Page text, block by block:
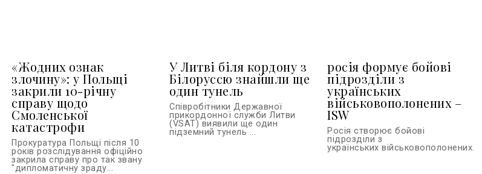
«Жодних ознак
злочину»: у Польщі
закрили 10-річну
справу щодо
Смоленської
катастрофи
Прокуратура Польщі після 10
років розслідування офіційно
закрила справу про так звану
"дипломатичну зраду...
У Литві біля кордону з
Білоруссю знайшли ще
один тунель
Співробітники Державної
прикордонної служби Литви
(VSAT) виявили ще один
підземний тунель ...
росія формує бойові
підрозділи з
українських
військовополонених –
ISW
Росія створює бойові
підрозділи з
українських військовополонених...